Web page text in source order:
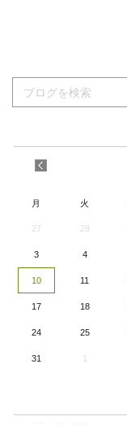
月 火
27 28
3 4
10 11
17 18
24 25
31 1